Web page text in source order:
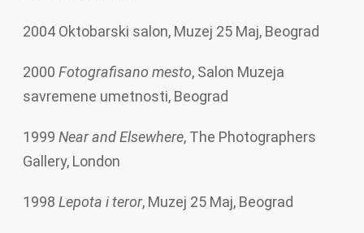
2004 Oktobarski salon, Muzej 25 Maj, Beograd
2000 Fotografisano mesto, Salon Muzeja
savremene umetnosti, Beograd
1999 Near and Elsewhere, The Photographers
Gallery, London
1998 Lepota i teror, Muzej 25 Maj, Beograd